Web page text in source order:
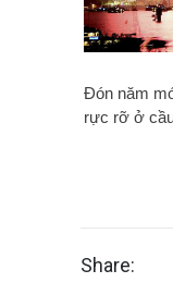
Đón năm
rực rỡ ở
Share: